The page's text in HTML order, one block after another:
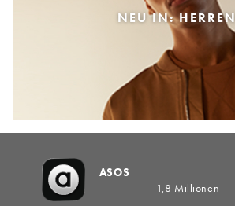
NEU IN: HERREN
ASOS
1,8 Millionen